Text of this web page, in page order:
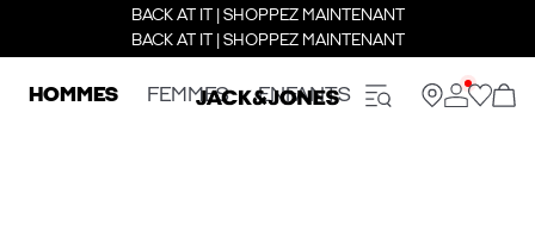
BACK AT IT | SHOPPEZ MAINTENANT
BACK AT IT | SHOPPEZ MAINTENANT
HOMMES FEMMES ENFANTS